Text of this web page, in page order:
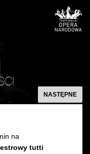
FLETNASTĘPNE
na
tutti